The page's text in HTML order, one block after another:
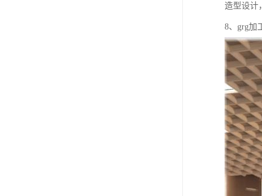
造型设计
8、grg加